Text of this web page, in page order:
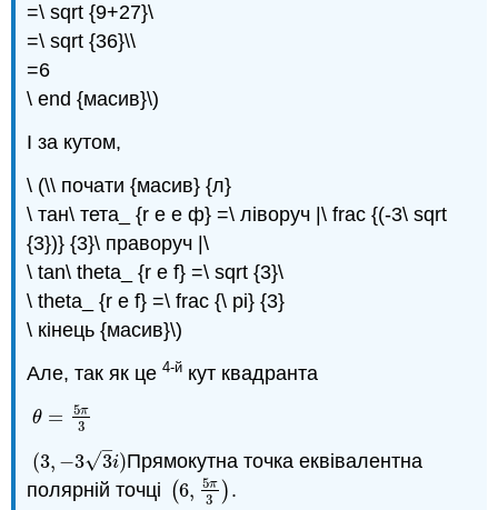
=\ sqrt {9+27}\
=\ sqrt {36}\\
=6
\ end {масив}\)
І за кутом,
\ (\\ почати {масив} {л}
\ тан\ тета_ {r е е ф} =\ ліворуч |\ frac {(-3\ sqrt
{3})} {3}\ праворуч |\
\ tan\ theta_ {r e f} =\ sqrt {3}\
\ theta_ {r e f} =\ frac {\ pi} {3}
\ кінець {масив}\)
Але, так як це4-й кут квадранта
θ = 5π
3
θ =5 π3
(3, −3 3
–
√ i)
(3, −33i)
Прямокутна точка еквівалентна
полярній точці (6, 5π
3 )
(6,5π3).